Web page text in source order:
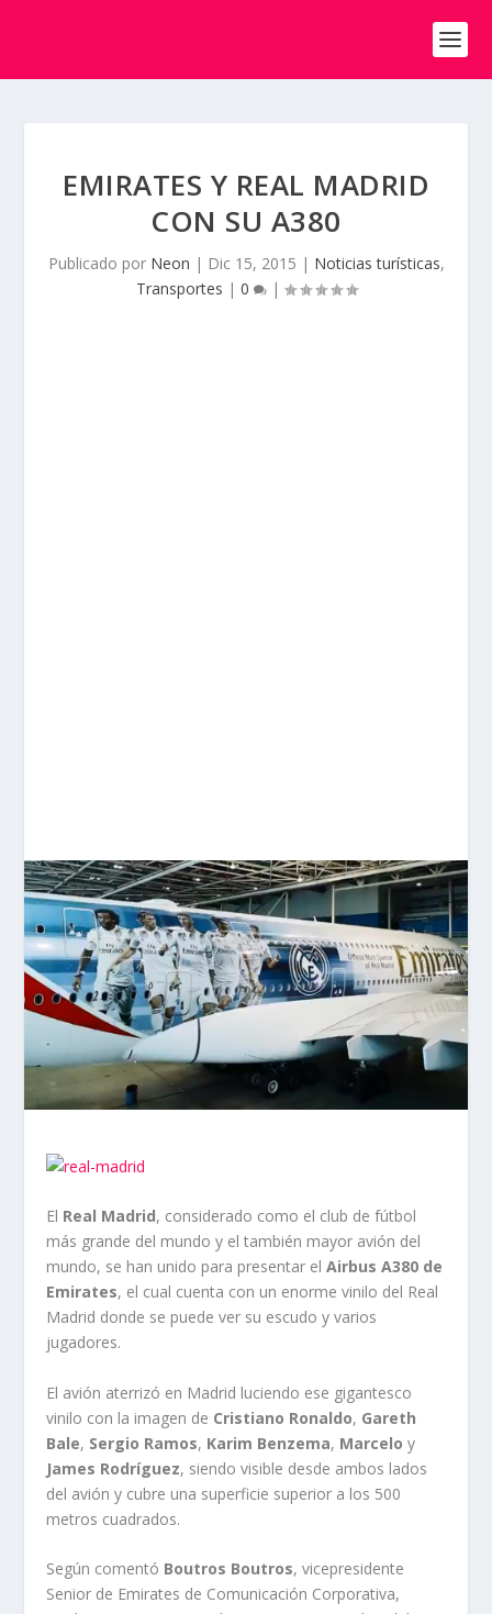
EMIRATES Y REAL MADRID
CON SU A380
Publicado por Neon | Dic 15, 2015 | Noticias turísticas,
Transportes | 0 |
El Real Madrid, considerado como el club de fútbol
más grande del mundo y el también mayor avión del
mundo, se han unido para presentar elAirbus A380 de
Emirates, el cual cuenta con un enorme vinilo del Real
Madrid donde se puede ver su escudo y varios
jugadores.
El avión aterrizó en Madrid luciendo ese gigantesco
vinilo con la imagen de Cristiano Ronaldo, Gareth
Bale, Sergio Ramos, Karim Benzema, Marcelo y
James Rodríguez, siendo visible desde ambos lados
del avión y cubre una superficie superior a los 500
metros cuadrados.
Según comentó Boutros Boutros, vicepresidente
Senior de Emirates de Comunicación Corporativa,